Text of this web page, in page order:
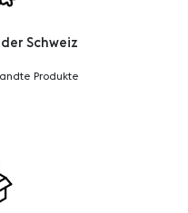
Schweiz
Produkte